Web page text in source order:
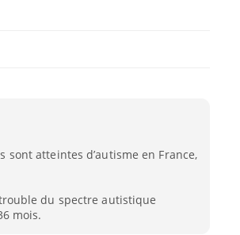
sont atteintes d’autisme en France,
du spectre autistique
mois.